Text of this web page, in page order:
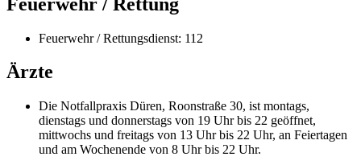
Feuerwehr / Rettungsdienst: 112
Ärzte
Die Notfallpraxis Düren, Roonstraße 30, ist montags,
dienstags und donnerstags von 19 Uhr bis 22 geöffnet,
mittwochs und freitags von 13 Uhr bis 22 Uhr, an Feiertagen
und am Wochenende von 8 Uhr bis 22 Uhr.